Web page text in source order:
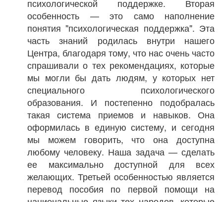
психологической поддержке. Вторая
особенность — это само наполнение
понятия "психологическая поддержка". Эта
часть знаний родилась внутри нашего
Центра, благодаря тому, что нас очень часто
спрашивали о тех рекомендациях, которые
мы могли бы дать людям, у которых нет
специального психологического
образования. И постепенно подобралась
такая система приемов и навыков. Она
оформилась в единую систему, и сегодня
мы можем говорить, что она доступна
любому человеку. Наша задача — сделать
ее максимально доступной для всех
желающих. Третьей особенностью является
перевод пособия по первой помощи на